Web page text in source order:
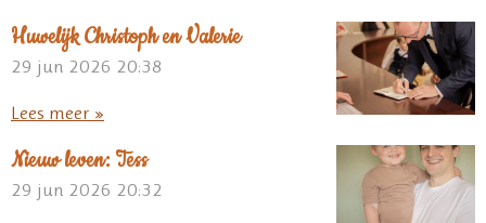
Huwelijk Christoph en Valerie
29 jun 2026 20:38
Lees meer »
Nieuw leven: Tess
29 jun 2026 20:32